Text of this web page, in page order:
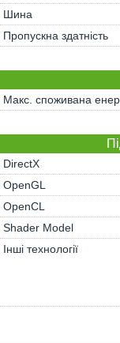
Шина
Пропускна здатність
Макс. споживана
DirectX
OpenGL
OpenCL
Shader Model
Інші технології